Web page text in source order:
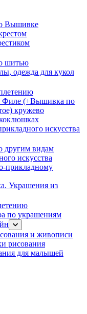
Вышивке
шитью
одежда для кукол
Филе (+Вышивка по
кружево
искусства
видам
искусства
прикладному
Украшения из
по украшениям
и живописи
рисования
для малышей